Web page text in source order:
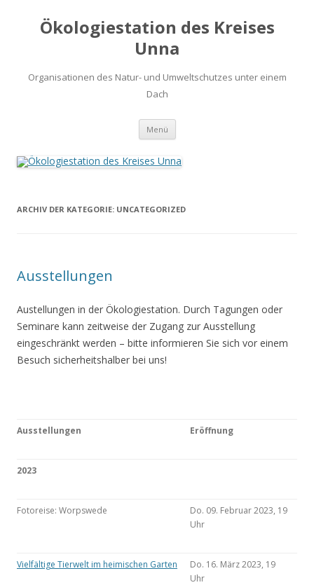
Ökologiestation des Kreises
Unna
Organisationen des Natur- und Umweltschutzes unter einem
Dach
Menü Zum
springen
ARCHIV DER KATEGORIE: UNCATEGORIZED
Ausstellungen
Austellungen in der Ökologiestation. Durch Tagungen oder
Seminare kann zeitweise der Zugang zur Ausstellung
eingeschränkt werden – bitte informieren Sie sich vor einem
Besuch sicherheitshalber bei uns!
Ausstellungen Eröffnung
2023
Fotoreise: Worpswede
Do. 09. Februar 2023, 19
Uhr
Vielfältige Tierwelt im heimischen Garten
Do. 16. März 2023, 19
Uhr